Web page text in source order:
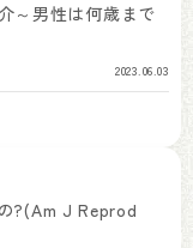
～男性は何歳まで
2023.06.03
?(Am J Reprod